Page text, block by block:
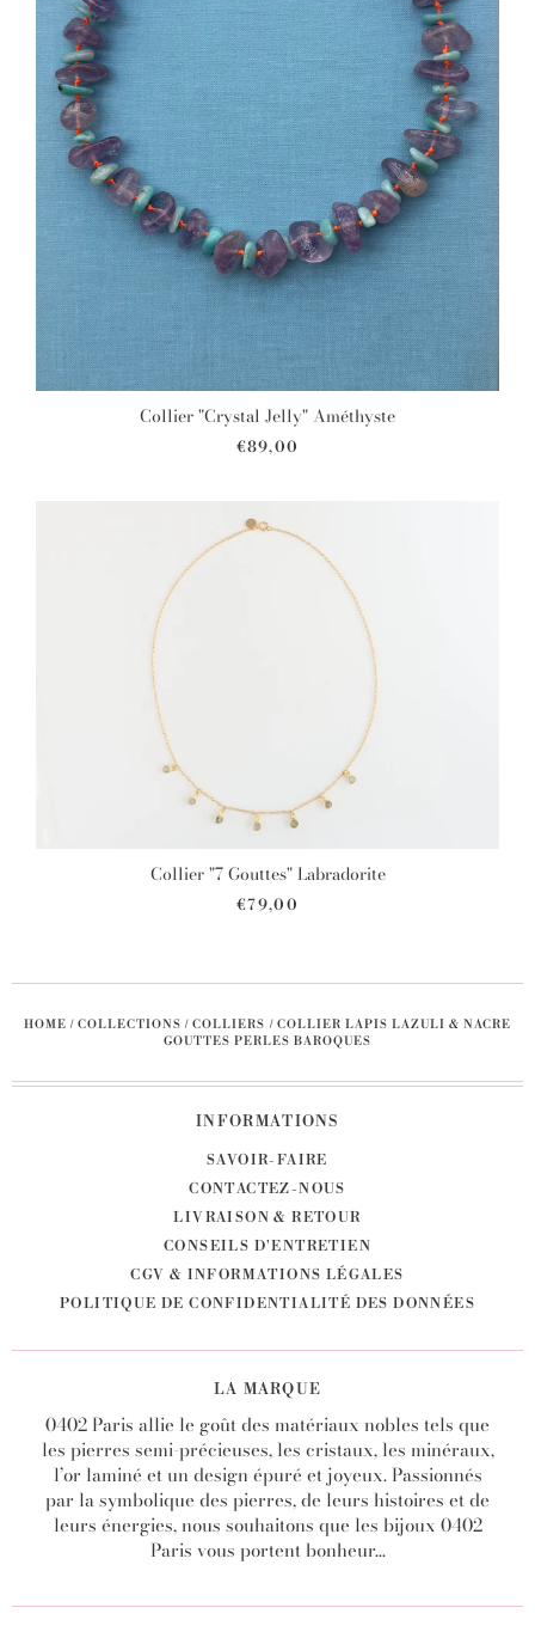
Collier "Crystal Jelly" Améthyste
€89,00
Collier "7 Gouttes" Labradorite
€79,00
HOME / COLLECTIONS / COLLIERS / COLLIER LAPIS LAZULI & NACRE
GOUTTES PERLES BAROQUES
INFORMATIONS
SAVOIR-FAIRE
CONTACTEZ-NOUS
LIVRAISON & RETOUR
CONSEILS D'ENTRETIEN
CGV & INFORMATIONS LÉGALES
POLITIQUE DE CONFIDENTIALITÉ DES DONNÉES
LA MARQUE
0402 Paris allie le goût des matériaux nobles tels que
les pierres semi-précieuses, les cristaux, les minéraux,
l’or laminé et un design épuré et joyeux. Passionnés
par la symbolique des pierres, de leurs histoires et de
leurs énergies, nous souhaitons que les bijoux 0402
Paris vous portent bonheur...